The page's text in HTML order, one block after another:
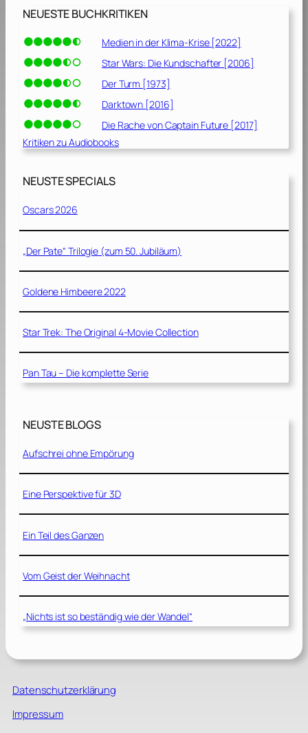
NEUESTE BUCHKRITIKEN
Medien in der Klima-Krise [2022]
Star Wars: Die Kundschafter [2006]
Der Turm [1973]
Darktown [2016]
Die Rache von Captain Future [2017]
Kritiken zu Audiobooks
NEUSTE SPECIALS
Oscars 2026
„Der Pate“ Trilogie (zum 50. Jubiläum)
Goldene Himbeere 2022
Star Trek: The Original 4-Movie Collection
Pan Tau – Die komplette Serie
NEUSTE BLOGS
Aufschrei ohne Empörung
Eine Perspektive für 3D
Ein Teil des Ganzen
Vom Geist der Weihnacht
„Nichts ist so beständig wie der Wandel“
Datenschutzerklärung
Impressum